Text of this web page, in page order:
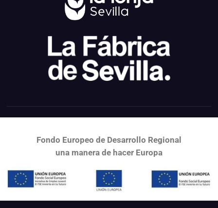
Fondo Europeo de Desarrollo Regional
una manera de hacer Europa